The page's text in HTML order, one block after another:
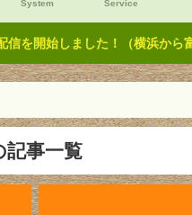
System Service
信を開始しました！（横浜から
事一覧